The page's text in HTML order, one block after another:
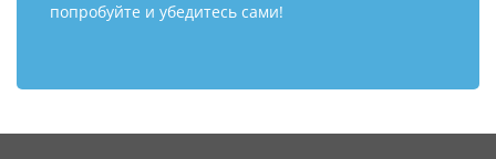
попробуйте и убедитесь сами!